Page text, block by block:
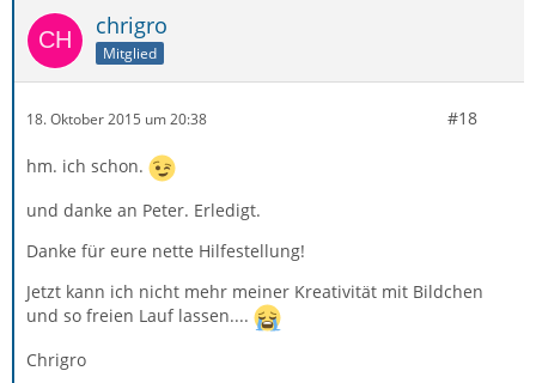
chrigro
Mitglied
18. Oktober 2015 um 20:38 #18
hm. ich schon.
und danke an Peter. Erledigt.
Danke für eure nette Hilfestellung!
Jetzt kann ich nicht mehr meiner Kreativität mit Bildchen
und so freien Lauf lassen....
Chrigro